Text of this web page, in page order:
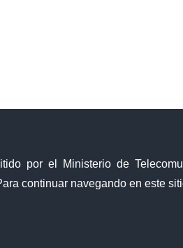
por el Ministerio de
continuar navegando en este